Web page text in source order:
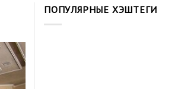
ПОПУЛЯРНЫЕ ХЭШТЕГИ